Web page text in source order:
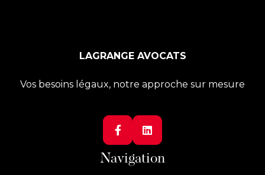
LAGRANGE AVOCATS
Vos besoins légaux, notre approche sur mesure
 
Navigation